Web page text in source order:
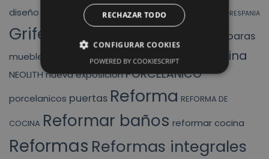
diseño
DUCHAS exposicion finstral GRESPANIA
Griferias mamparas
mueble baño MUEBLES BAÑO muebles cocina
NEOLITH nueva exposiciónPORCELANICO
porcelanicos puertas Reforma REFORMA DE
COCINA Reformar baños reformar cocina
Reformas Reformas integrales
RECHAZAR TODO
CONFIGURAR COOKIES
POWERED BY COOKIESCRIPT